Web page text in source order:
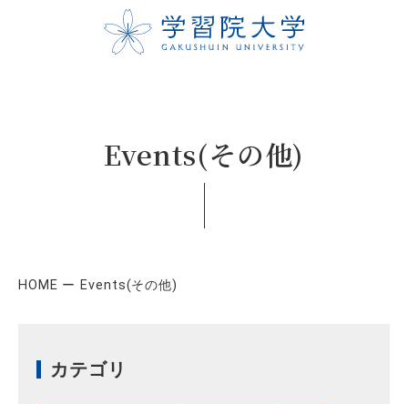
Events(その他)
HOME Events(その他)
カテゴリ